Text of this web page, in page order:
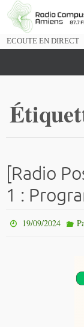
Passer
vers
ECOUTE EN DIRECT
[Radio
1 :
19/09/2024